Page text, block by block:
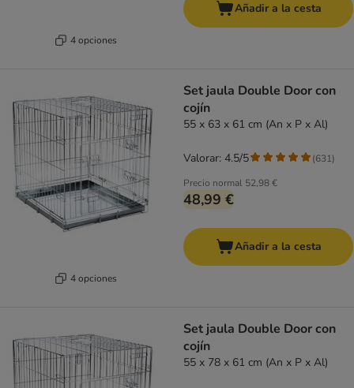
4 opciones
Añadir a la cesta
4 opciones
Set jaula Double Door con
cojín
55 x 63 x 61 cm (An x P x Al)
Precio normal 52,98 €
48,99 €
Valorar: 4.5/5 (631)
Añadir a la cesta
Set jaula Double Door con
cojín
55 x 78 x 61 cm (An x P x Al)